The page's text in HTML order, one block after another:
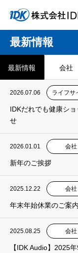
最新情報
最新情報 会社
2026.07.06 ライフサ
IDKだれでも健康シ
せ
2026.01.01 会社
新年のご挨拶
2025.12.22 会社
年末年始休業のご案内
2025.08.25 会社
【IDK Audio】2025